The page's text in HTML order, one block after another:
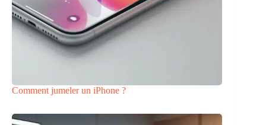
Comment jumeler un iPhone ?